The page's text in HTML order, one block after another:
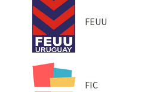
FEUU
FIC